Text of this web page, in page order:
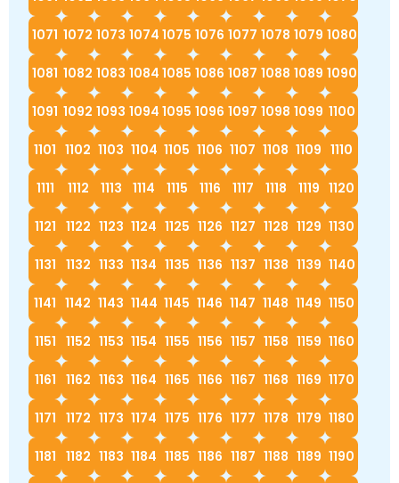
1071 1072 1073 1074 1075 1076 1077 1078 1079 1080
1081 1082 1083 1084 1085 1086 1087 1088 1089 1090
1091 1092 1093 1094 1095 1096 1097 1098 1099 1100
1101 1102 1103 1104 1105 1106 1107 1108 1109 1110
1111 1112 1113 1114 1115 1116 1117 1118 1119 1120
1121 1122 1123 1124 1125 1126 1127 1128 1129 1130
1131 1132 1133 1134 1135 1136 1137 1138 1139 1140
1141 1142 1143 1144 1145 1146 1147 1148 1149 1150
1151 1152 1153 1154 1155 1156 1157 1158 1159 1160
1161 1162 1163 1164 1165 1166 1167 1168 1169 1170
1171 1172 1173 1174 1175 1176 1177 1178 1179 1180
1181 1182 1183 1184 1185 1186 1187 1188 1189 1190